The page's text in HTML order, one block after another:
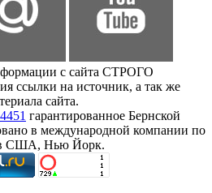
с сайта СТРОГО
ссылки на источник, а так же
сайта.
гарантированное Бернской
в международной компании по
в США, Нью Йорк.